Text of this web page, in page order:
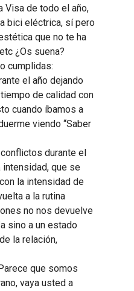
Visa de todo el año,
bici eléctrica, sí pero
que no te ha
¿Os suena?
cumplidas:
el año dejando
de calidad con
cuando íbamos a
viendo “Saber
durante el
intensidad, que se
la intensidad de
a la rutina
no nos devuelve
sino a un estado
la relación,
que somos
vaya usted a